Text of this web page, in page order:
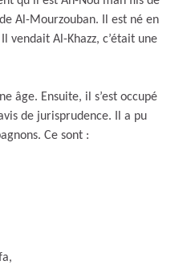
Al-Mourzouban. Il est né en
vendait Al-Khazz, c’était une
âge. Ensuite, il s’est occupé
de jurisprudence. Il a pu
Ce sont :